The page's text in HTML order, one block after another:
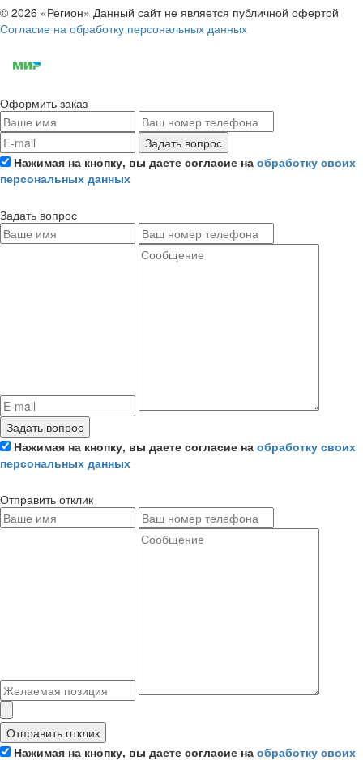
© 2026 «Регион» Данный сайт не является публичной офертой
Согласие на обработку персональных данных
Оформить заказ
Задать вопрос
Нажимая на кнопку, вы даете согласие на обработку своих
персональных данных
Задать вопрос
Задать вопрос
Нажимая на кнопку, вы даете согласие на обработку своих
персональных данных
Отправить отклик
Отправить отклик
Нажимая на кнопку, вы даете согласие на обработку своих